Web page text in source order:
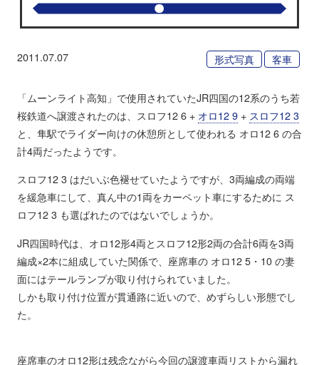
2011.07.07 形式写真 客車
「ムーンライト高知」で使用されていたJR四国の12系のうち若
桜鉄道へ譲渡されたのは、スロフ12 6 + オロ12 9+ スロフ12 3
と、隼駅でライダー向けの休憩所として使われる オロ12 6 の合
計4両だったようです。
スロフ12 3 はだいぶ色褪せていたようですが、3両編成の両端
を緩急車にして、真ん中の1両をカーペット車にするために ス
ロフ12 3 も選ばれたのではないでしょうか。
JR四国時代は、オロ12形4両とスロフ12形2両の合計6両を3両
編成×2本に組成していた関係で、座席車の オロ12 5・10 の妻
面にはテールランプが取り付けられていました。
しかも取り付け位置が貫通路に近いので、めずらしい形態でし
た。
座席車のオロ12形は残念ながら今回の譲渡車両リストから漏れ